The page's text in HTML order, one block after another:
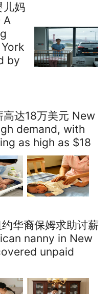
儿妈
A
by
高达18万美元 New
demand, with
as high as $18
华裔保姆求助讨薪
nanny in New
unpaid